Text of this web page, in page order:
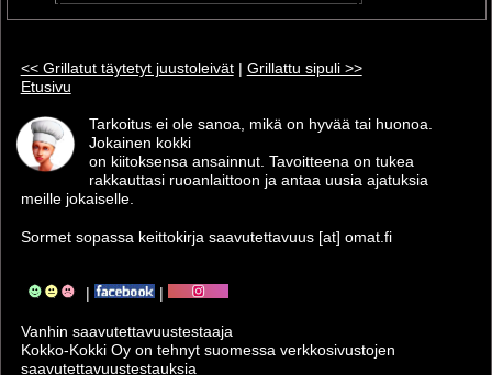
<< Grillatut täytetyt juustoleivät| Grillattu sipuli >>
Etusivu
Tarkoitus ei ole sanoa, mikä on hyvää tai huonoa.
Jokainen kokki
on kiitoksensa ansainnut. Tavoitteena on tukea
rakkauttasi ruoanlaittoon ja antaa uusia ajatuksia
meille jokaiselle.
Sormet sopassa keittokirja saavutettavuus [at] omat.fi
Vanhin saavutettavuus­testaaja
Kokko-Kokki Oy on tehnyt suomessa verkkosivustojen
saavutettavuus­testauksia